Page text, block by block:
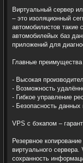
Виртуальный сервер
– это изоляционный
автомобилистов такие
автомобилейых баз
приложений для
Главные
- Высокая
- Возможность
- Гибкое управление
- Безопасность данных
VPS с бэкапом –
Резервное
виртуального
сохранность